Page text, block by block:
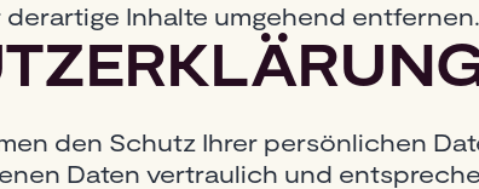
Inhalte umgehend entfernen.
den Schutz Ihrer persönlichen
Daten vertraulich und